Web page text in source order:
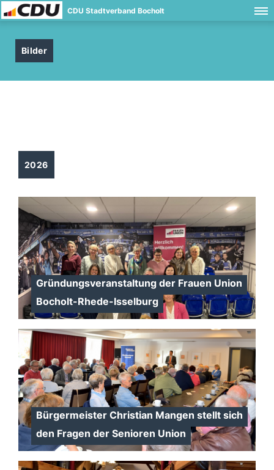
CDU Stadtverband Bocholt
Bilder
2026
Gründungsveranstaltung der Frauen Union
Bocholt-Rhede-Isselburg
Bürgermeister Christian Mangen stellt sich
den Fragen der Senioren Union